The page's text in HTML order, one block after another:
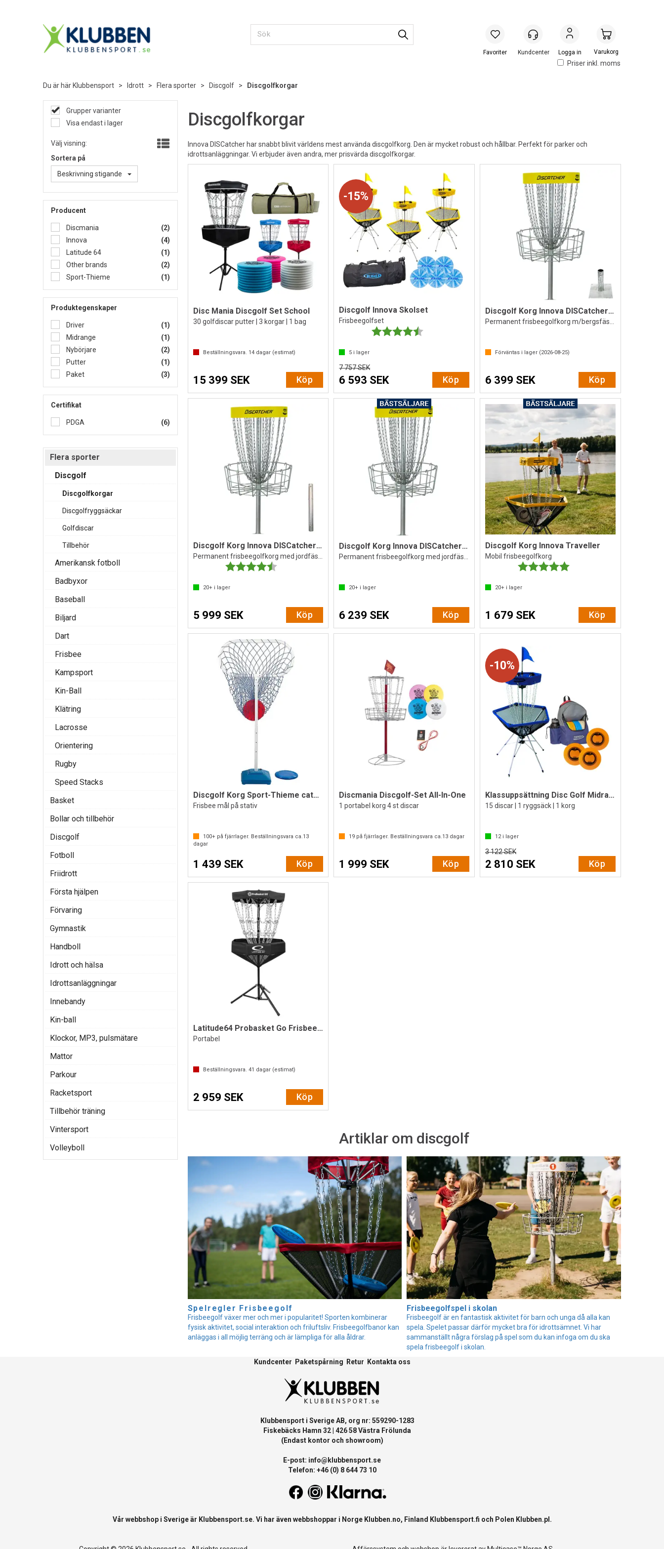
Priser inkl. moms
Logga in Handlevogn
Du är här Klubbensport > Idrott > Flera sporter > Discgolf > Discgolfkorgar
Grupper varianter
Visa endast i lager
Välj visning:
Sortera på
Beskrivning stigande
Producent
Discmania
(2)
Innova
(4)
Latitude 64
(1)
Other brands
(2)
Sport-Thieme
(1)
Produktegenskaper
Driver
(1)
Midrange
(1)
Nybörjare
(2)
Putter
(1)
Paket
(3)
Certifikat
PDGA (6)
Flera sporter
Discgolf
Discgolfkorgar
Discgolfryggsäckar
Golfdiscar
Tillbehör
Amerikansk fotboll
Badbyxor
Baseball
Biljard
Dart
Frisbee
Kampsport
Kin-Ball
Klätring
Lacrosse
Orientering
Rugby
Speed Stacks
Basket
Bollar och tillbehör
Discgolf
Fotboll
Friidrott
Första hjälpen
Förvaring
Gymnastik
Handboll
Idrott och hälsa
Idrottsanläggningar
Innebandy
Kin-ball
Klockor, MP3, pulsmätare
Mattor
Parkour
Racketsport
Tillbehör träning
Vintersport
Volleyboll
Discgolfkorgar
Innova DISCatcher har snabbt blivit världens mest använda discgolfkorg. Den är mycket robust och hållbar. Perfekt för parker och
idrottsanläggningar. Vi erbjuder även andra, mer prisvärda discgolfkorgar.
Disc Mania Discgolf Set School
30 golfdiscar putter | 3 korgar | 1 bag
Beställningsvara. 14dagar (estimat)
15 399 SEK Köp
15%
Discgolf Innova Skolset
Frisbeegolfset
Betyg:
5 i lager
7 757 SEK
6 593 SEK Köp
Discgolf Korg Innova DISCatcher Pro 28
Förväntas i lager (2026-08-25)
6 399 SEK Köp
Discgolf Korg Innova DISCatcher Pro28
Betyg:
20+i lager
5 999 SEK Köp
Discgolf Korg Innova DISCatcher Pro28
Permanent frisbeegolfkorg med jordfäste
20+ i lager
6 239 SEK Köp
Discgolf Korg Innova Traveller
Mobil frisbeegolfkorg
Betyg:
20+ i lager
1 679 SEK Köp
Discgolf Korg Sport-Thieme catcher
Frisbee mål på stativ
100+på fjärrlager. Beställningsvara ca.13
dagar
1 439 SEK Köp
Discmania Discgolf-Set All-In-One
1 portabel korg 4 st discar
19 på fjärrlager. Beställningsvara ca.13 dagar
1 999 SEK Köp
10%
Klassuppsättning Disc Golf Midrange
15 discar | 1 ryggsäck | 1 korg
12i lager
3 122 SEK
2 810 SEK Köp
Latitude64 Probasket Go Frisbeegolf korg
Portabel
Beställningsvara. 41 dagar (estimat)
2 959 SEK Köp
Artiklar om discgolf
Spelregler Frisbeegolf
Frisbeegolf växer mer och mer i popularitet! Sporten kombinerar
fysisk aktivitet, social interaktion och friluftsliv. Frisbeegolfbanor kan
anläggas i all möjlig terräng och är lämpliga för alla åldrar.
Frisbeegolfspel i skolan
Frisbeegolf är en fantastisk aktivitet för barn och unga då alla kan
spela. Spelet passar därför mycket bra för idrottsämnet. Vi har
sammanställt några förslag på spel som du kan infoga om du ska
spela frisbeegolf i skolan.
Kundcenter
Paketspårning Retur Kontakta oss
Klubbensport i Sverige AB, org nr: 559290-1283
Fiskebäcks Hamn 32 | 426 58 Västra Frölunda
(Endast kontor och showroom)
E-post: info@klubbensport.se
Telefon: +46 (0) 8 644 73 10
Vår webbshop i Sverige är Klubbensport.se. Vi har även webbshoppar i Norge Klubben.no, Finland Klubbensport.fi och Polen Klubben.pl .